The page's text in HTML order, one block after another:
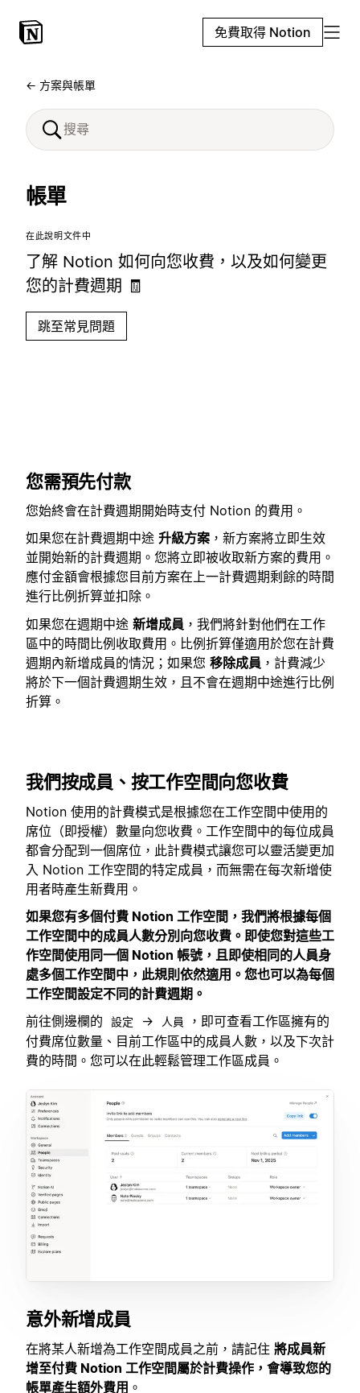
免費取得 Notion
← 方案與帳單
帳單
在此說明文件中
了解 Notion 如何向您收費，以及如何變更
您的計費週期 🧾
跳至常見問題
您需預先付款
您始終會在計費週期開始時支付 Notion 的費用。
如果您在計費週期中途 升級方案 ，新方案將立即生效
並開始新的計費週期。您將立即被收取新方案的費用。
應付金額會根據您目前方案在上一計費週期剩餘的時間
進行比例折算並扣除。
如果您在週期中途 新增成員 ，我們將針對他們在工作
區中的時間比例收取費用。比例折算僅適用於您在計費
週期內新增成員的情況；如果您 移除成員 ，計費減少
將於下一個計費週期生效，且不會在週期中途進行比例
折算。
我們按成員、按工作空間向您收費
Notion 使用的計費模式是根據您在工作空間中使用的
席位（即授權）數量向您收費。工作空間中的每位成員
都會分配到一個席位，此計費模式讓您可以靈活變更加
入 Notion 工作空間的特定成員，而無需在每次新增使
用者時產生新費用。
如果您有多個付費 Notion 工作空間，我們將根據每個
工作空間中的成員人數分別向您收費。即使您對這些工
作空間使用同一個 Notion 帳號，且即使相同的人員身
處多個工作空間中，此規則依然適用。您也可以為每個
工作空間設定不同的計費週期。
前往側邊欄的
設定 → 人員
，即可查看工作區擁有的
付費席位數量、目前工作區中的成員人數，以及下次計
費的時間。您可以在此輕鬆管理工作區成員。
意外新增成員
在將某人新增為工作空間成員之前，請記住 將成員新
增至付費 Notion 工作空間屬於計費操作，會導致您的
帳單產生額外費用 。